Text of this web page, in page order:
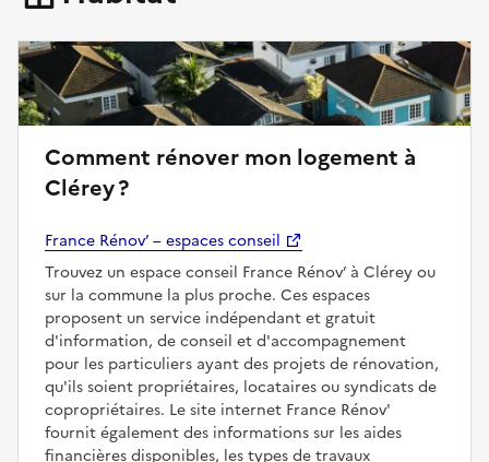
Comment rénover mon logement à
Clérey ?
France Rénov’ – espaces conseil
Trouvez un espace conseil France Rénov’ à Clérey ou
sur la commune la plus proche. Ces espaces
proposent un service indépendant et gratuit
d'information, de conseil et d'accompagnement
pour les particuliers ayant des projets de rénovation,
qu'ils soient propriétaires, locataires ou syndicats de
copropriétaires. Le site internet France Rénov'
fournit également des informations sur les aides
financières disponibles, les types de travaux